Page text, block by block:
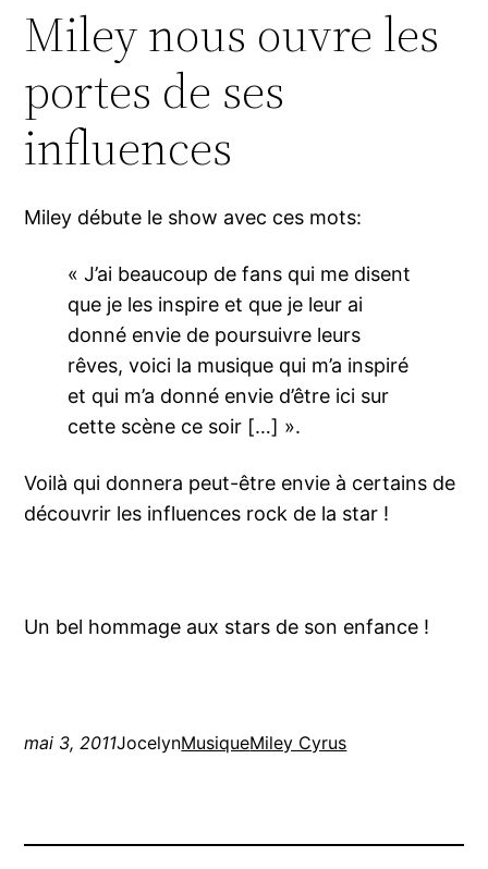
Miley nous ouvre les
portes de ses
influences
Miley débute le show avec ces mots:
« J’ai beaucoup de fans qui me disent
que je les inspire et que je leur ai
donné envie de poursuivre leurs
rêves, voici la musique qui m’a inspiré
et qui m’a donné envie d’être ici sur
cette scène ce soir […] ».
Voilà qui donnera peut-être envie à certains de
découvrir les influences rock de la star !
Un bel hommage aux stars de son enfance !
mai 3, 2011JocelynMusiqueMiley Cyrus